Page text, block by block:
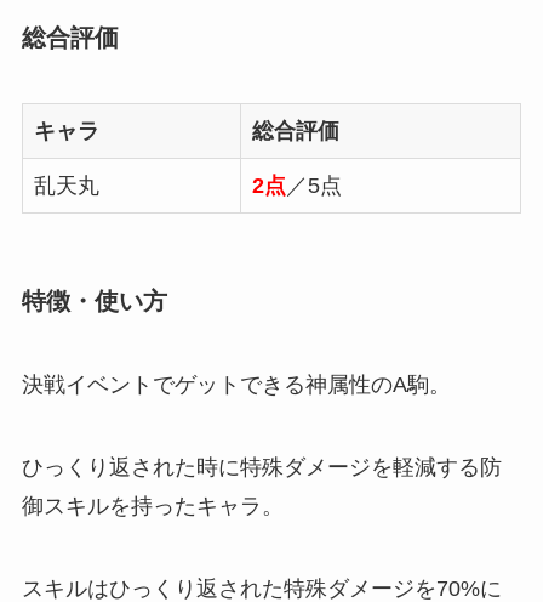
総合評価
キャラ 総合評価
乱天丸 2点 ／5点
特徴・使い方
決戦イベントでゲットできる神属性のA駒。
ひっくり返された時に特殊ダメージを軽減する防
御スキルを持ったキャラ。
スキルはひっくり返された特殊ダメージを70%に